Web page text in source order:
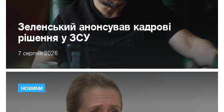
Зеленський анонсував кадрові
рішення у ЗСУ
7 серпня 2026
НОВИНИ